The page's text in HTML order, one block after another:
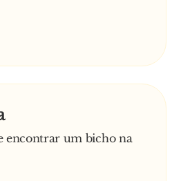
encontrar um bicho na